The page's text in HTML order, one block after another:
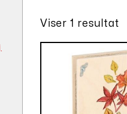
Viser 1 resultat